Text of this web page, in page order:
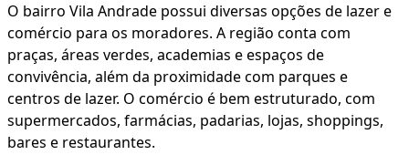
O bairro Vila Andrade possui diversas opções de lazer e
comércio para os moradores. A região conta com
praças, áreas verdes, academias e espaços de
convivência, além da proximidade com parques e
centros de lazer. O comércio é bem estruturado, com
supermercados, farmácias, padarias, lojas, shoppings,
bares e restaurantes.